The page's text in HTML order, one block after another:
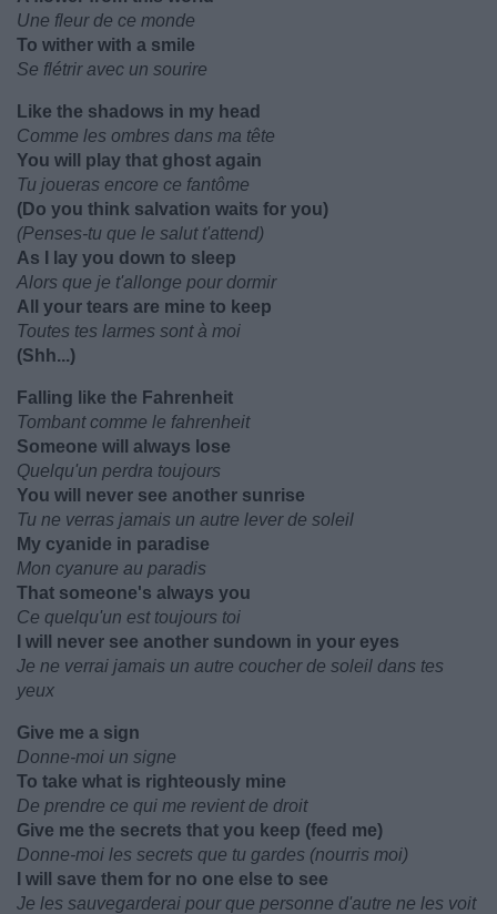
Une fleur de ce monde
To wither with a smile
Se flétrir avec un sourire
Like the shadows in my head
Comme les ombres dans ma tête
You will play that ghost again
Tu joueras encore ce fantôme
(Do you think salvation waits for you)
(Penses-tu que le salut t'attend)
As I lay you down to sleep
Alors que je t'allonge pour dormir
All your tears are mine to keep
Toutes tes larmes sont à moi
(Shh...)
Falling like the Fahrenheit
Tombant comme le fahrenheit
Someone will always lose
Quelqu'un perdra toujours
You will never see another sunrise
Tu ne verras jamais un autre lever de soleil
My cyanide in paradise
Mon cyanure au paradis
That someone's always you
Ce quelqu'un est toujours toi
I will never see another sundown in your eyes
Je ne verrai jamais un autre coucher de soleil dans tes
yeux
Give me a sign
Donne-moi un signe
To take what is righteously mine
De prendre ce qui me revient de droit
Give me the secrets that you keep (feed me)
Donne-moi les secrets que tu gardes (nourris moi)
I will save them for no one else to see
Je les sauvegarderai pour que personne d'autre ne les voit